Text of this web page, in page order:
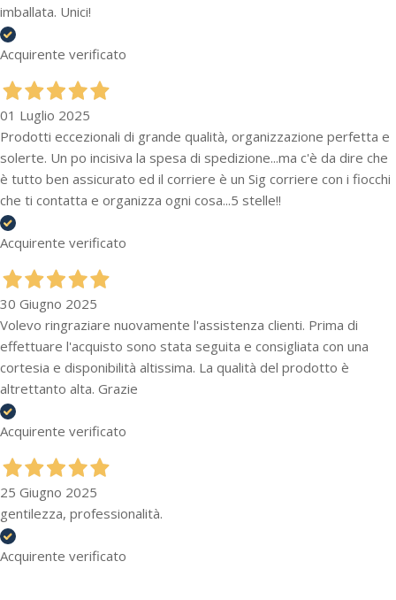
imballata. Unici!
Acquirente verificato
01 Luglio 2025
Prodotti eccezionali di grande qualità, organizzazione perfetta e
solerte. Un po incisiva la spesa di spedizione...ma c'è da dire che
è tutto ben assicurato ed il corriere è un Sig corriere con i fiocchi
che ti contatta e organizza ogni cosa...5 stelle!!
Acquirente verificato
30 Giugno 2025
Volevo ringraziare nuovamente l'assistenza clienti. Prima di
effettuare l'acquisto sono stata seguita e consigliata con una
cortesia e disponibilità altissima. La qualità del prodotto è
altrettanto alta. Grazie
Acquirente verificato
25 Giugno 2025
gentilezza, professionalità.
Acquirente verificato